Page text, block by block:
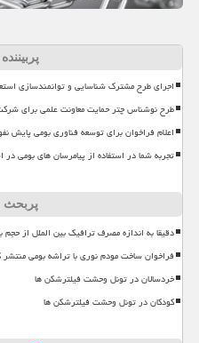
اجرای طرح مشترک شناسایی و توانمندسازی
طرح نوشناس چتر حمایت معاونت علمی برای
اعلام فراخوان برای توسعه فناوری بومی پایش
تجربه شما در استفاده از پیامرسان های بومی در
پربحث
دقیقا به اندازه مصرف ترافیک بین الملل از
فراخوان ساخت مودم نوری با تراشه بومی منتشر
خردسالان در تونل وحشت فیلترشکن ها
کودکان در تونل وحشت فیلترشکن ها